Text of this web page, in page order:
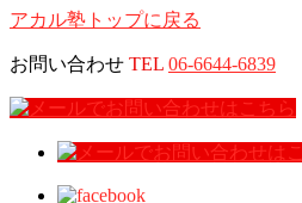
アカル塾トップに戻る
お問い合わせ TEL 06-6644-6839